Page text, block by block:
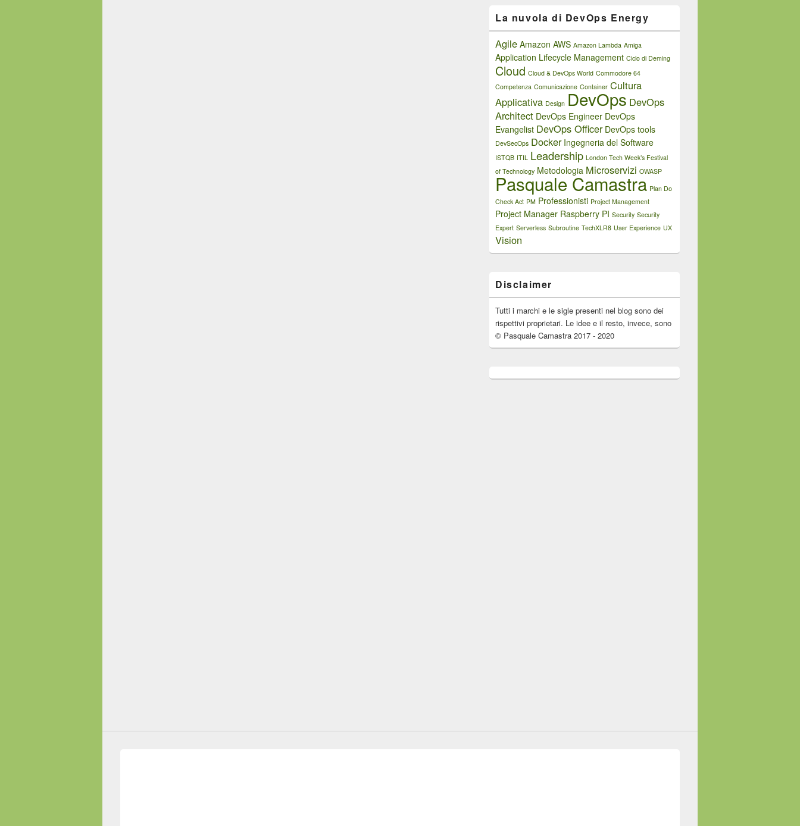
La nuvola di DevOps Energy
Agile Amazon AWS Amazon Lambda Amiga
Application Lifecycle Management Ciclo di Deming
Cloud Cloud & DevOps World Commodore 64
Competenza Comunicazione Container Cultura
Applicativa Design DevOps DevOps
Architect DevOps Engineer DevOps
Evangelist DevOps Officer DevOps tools
DevSecOps Docker Ingegneria del Software
ISTQB ITIL Leadership London Tech Week’s Festival
of Technology Metodologia Microservizi OWASP
Pasquale Camastra Plan Do
Check Act PM Professionisti Project Management
Project Manager Raspberry PI Security Security
Expert Serverless Subroutine TechXLR8 User Experience UX
Vision
Disclaimer
Tutti i marchi e le sigle presenti nel blog sono dei
rispettivi proprietari. Le idee e il resto, invece, sono
© Pasquale Camastra 2017 - 2020